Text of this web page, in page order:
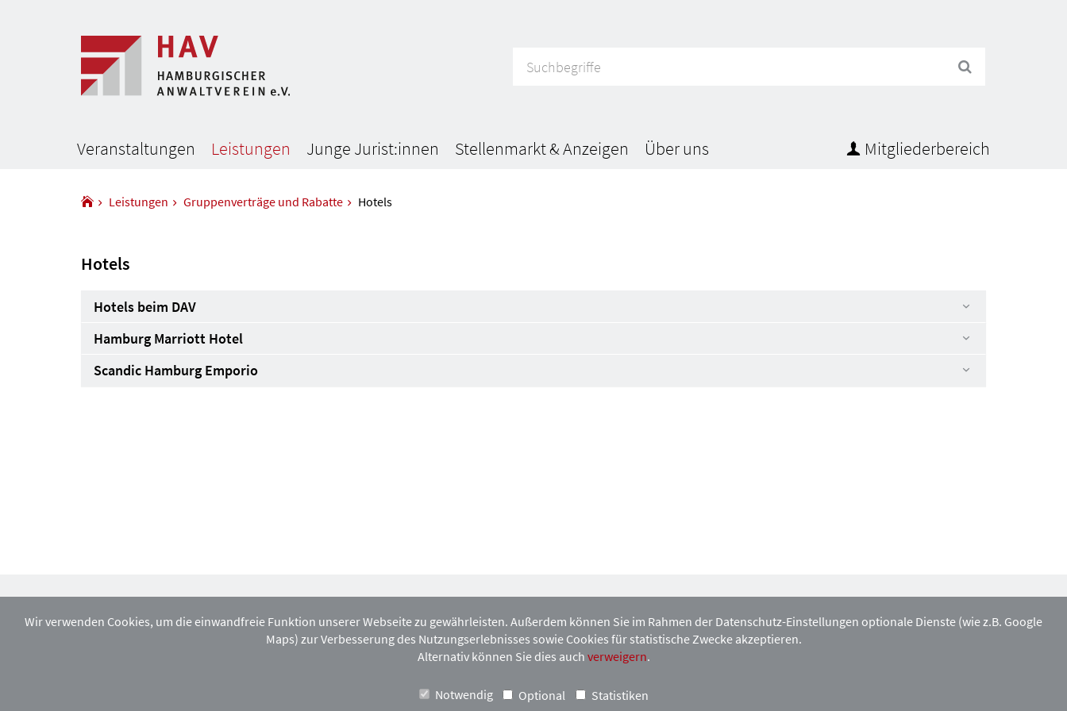
Veranstaltungen Leistungen Junge Jurist:innen Stellenmarkt & Anzeigen Über uns Mitgliederbereich
Leistungen Gruppenverträge und Rabatte Hotels
Hotels
Hotels beim DAV
Hamburg Marriott Hotel
Scandic Hamburg Emporio
Melden Sie sich hier zu unserem monatlichen HAVupdate-Newsletter an.
Wir verwenden Cookies, um die einwandfreie Funktion unserer Webseite zu gewährleisten. Außerdem können Sie im Rahmen der Datenschutz-Einstellungen optionale Dienste (wie z.B. Google
Maps) zur Verbesserung des Nutzungserlebnisses sowie Cookies für statistische Zwecke akzeptieren.
Alternativ können Sie dies auch verweigern.
Notwendig Optional Statistiken